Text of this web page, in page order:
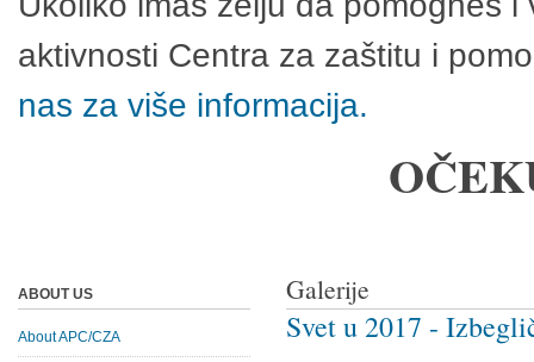
aktivnosti Centra za zaštitu i
nas za više informacija.
Galerije
Svet u 2017 -
ABOUT US
About APC/CZA